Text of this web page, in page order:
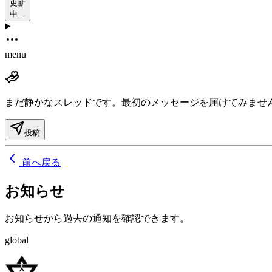
更新
中…
menu
まだ静かなスレッドです。 最初のメッセージを届けてみませ
投稿
前へ戻る
お知らせ
お知らせから過去の通知を確認できます。
global